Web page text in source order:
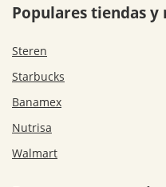
Populares tiendas y
Steren
Starbucks
Banamex
Nutrisa
Walmart